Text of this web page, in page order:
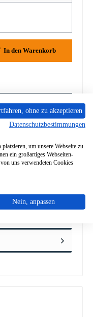
In den Warenkorb
Justus Faro 2.0 4-
ohne zu akzeptieren
Datenschutzbestimmungen
um unsere Webseite zu
ein großartiges Webseiten-
uns verwendeten Cookies
Nein, anpassen